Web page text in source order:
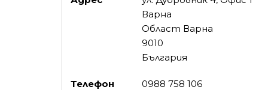
Варна
Област Варна
9010
България
Телефон 0988 758 106